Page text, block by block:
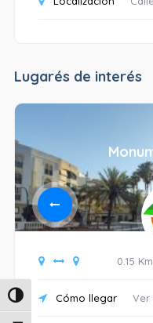
Alternar alto contraste
Lugarés de interés
0.15 Km
Cómo llegar Ver